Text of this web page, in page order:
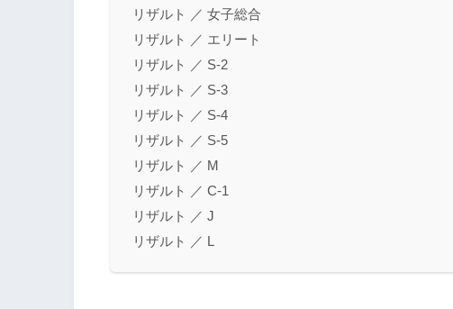
リザルト ／ 女子総合
リザルト ／ エリート
リザルト ／ S-2
リザルト ／ S-3
リザルト ／ S-4
リザルト ／ S-5
リザルト ／ M
リザルト ／ C-1
リザルト ／ J
リザルト ／ L